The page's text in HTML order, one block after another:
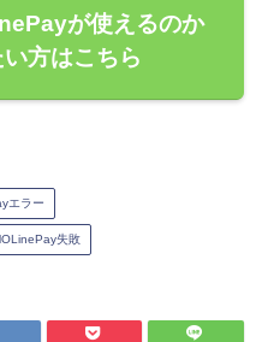
が使えるのか
方はこちら
エラー
失敗